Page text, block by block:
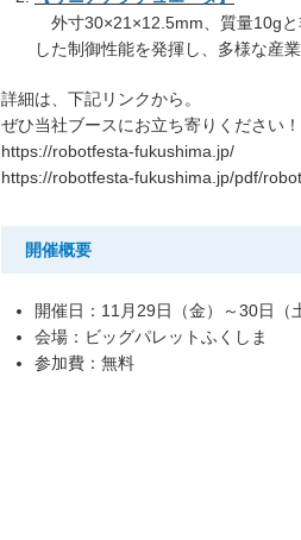
外寸30×21×12.5mm、質量10gと
した制御性能を発揮し、多様な産
詳細は、下記リンクから。
ぜひ当社ブースにお立ち寄りください！
https://robotfesta-fukushima.jp/
https://robotfesta-fukushima.jp/pdf/
開催概要
開催日：11月29日（金）～30日
会場：ビッグパレットふくしま
参加費：無料